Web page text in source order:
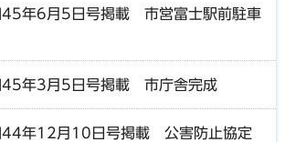
45年6月5日号掲載 市営富士駅前駐車
45年3月5日号掲載 市庁舎完成
44年12月10日号掲載 公害防止協定